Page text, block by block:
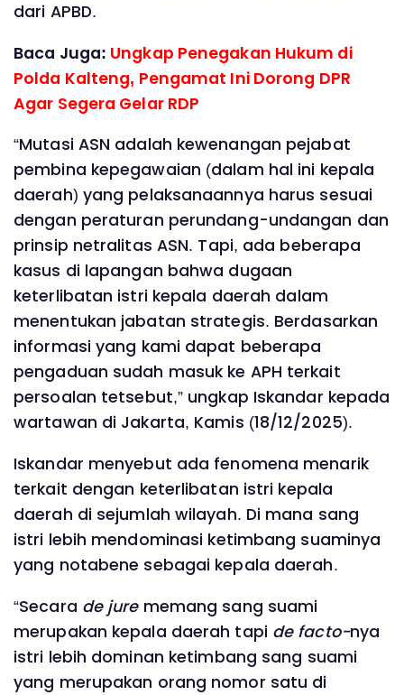
dari APBD.
Baca Juga: Ungkap Penegakan Hukum di
Polda Kalteng, Pengamat Ini Dorong DPR
Agar Segera Gelar RDP
“Mutasi ASN adalah kewenangan pejabat
pembina kepegawaian (dalam hal ini kepala
daerah) yang pelaksanaannya harus sesuai
dengan peraturan perundang-undangan dan
prinsip netralitas ASN. Tapi, ada beberapa
kasus di lapangan bahwa dugaan
keterlibatan istri kepala daerah dalam
menentukan jabatan strategis. Berdasarkan
informasi yang kami dapat beberapa
pengaduan sudah masuk ke APH terkait
persoalan tetsebut,” ungkap Iskandar kepada
wartawan di Jakarta, Kamis (18/12/2025).
Iskandar menyebut ada fenomena menarik
terkait dengan keterlibatan istri kepala
daerah di sejumlah wilayah. Di mana sang
istri lebih mendominasi ketimbang suaminya
yang notabene sebagai kepala daerah.
“Secara de jure memang sang suami
merupakan kepala daerah tapi de facto-nya
istri lebih dominan ketimbang sang suami
yang merupakan orang nomor satu di